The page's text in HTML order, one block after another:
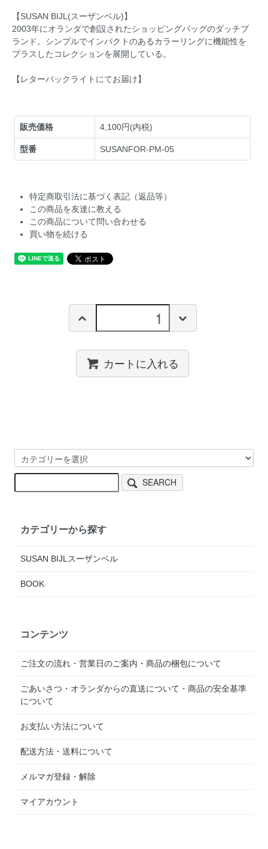
【SUSAN BIJL(スーザンベル)】
2003年にオランダで創設されたショッピングバッグのダッチブ
ランド。シンプルでインパクトのあるカラーリングに機能性を
プラスしたコレクションを展開している。
【レターパックライトにてお届け】
販売価格 4,100円(内税)
型番 SUSANFOR-PM-05
特定商取引法に基づく表記（返品等）
この商品を友達に教える
この商品について問い合わせる
買い物を続ける
カートに入れる
SEARCH
カテゴリーから探す
SUSAN BIJLスーザンベル
BOOK
コンテンツ
ご注文の流れ・営業日のご案内・商品の梱包について
ごあいさつ・オランダからの直送について・商品の安全基準
について
お支払い方法について
配送方法・送料について
メルマガ登録・解除
マイアカウント